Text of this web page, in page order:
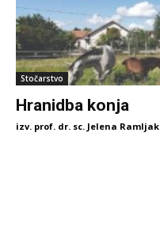
Stočarstvo
Hranidba konja
izv. prof. dr. sc. Jelena Ramljak